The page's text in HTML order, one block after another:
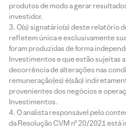
produtos de modo a gerar
investidor.
O(s) signatário(s) deste relatório
refletem única e exclusivamente
foram produzidas de forma
Investimentos e que estão sujeitas
decorrência de alterações nas
remuneração(es) é(são)
provenientes dos negócios e
Investimentos.
O analista responsável pelo
da Resolução CVM nº 20/2021